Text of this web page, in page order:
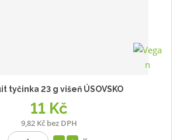
tyčinka 23 g višeň ÚSOVSKO
11 Kč
9,82 Kč bez DPH